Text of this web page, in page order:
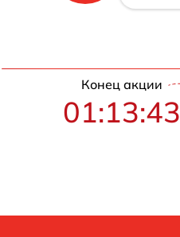
Конец акции
01:13:42